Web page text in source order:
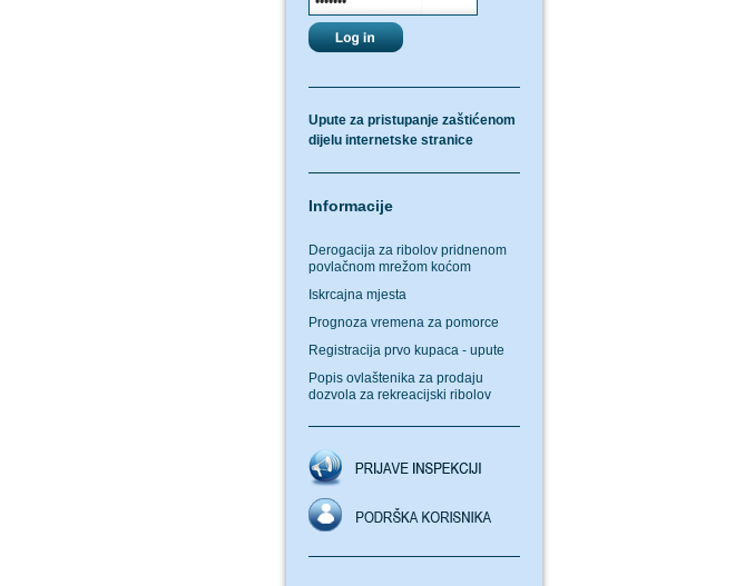
Upute za pristupanje zaštićenom
dijelu internetske stranice
Informacije
Derogacija za ribolov pridnenom
povlačnom mrežom koćom
Iskrcajna mjesta
Prognoza vremena za pomorce
Registracija prvo kupaca - upute
Popis ovlaštenika za prodaju
dozvola za rekreacijski ribolov